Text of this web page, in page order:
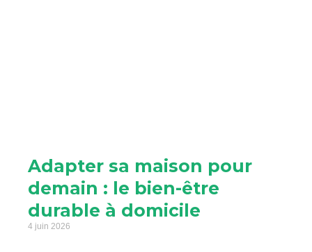
Adapter sa maison pour
demain : le bien-être
durable à domicile
4 juin 2026